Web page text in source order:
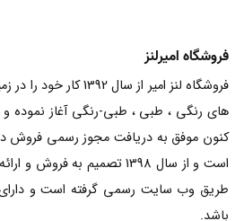
فروشگاه امیرلنز
فروشگاه لنز امیر از سال
های رنگی ، طبی ، طبی-رنگی آغاز نموده
است و از سال 1398 تصمیم به
طریق وب سایت رسمی گرفته است و دارای
باشد.